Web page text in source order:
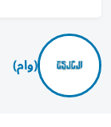
(وام)